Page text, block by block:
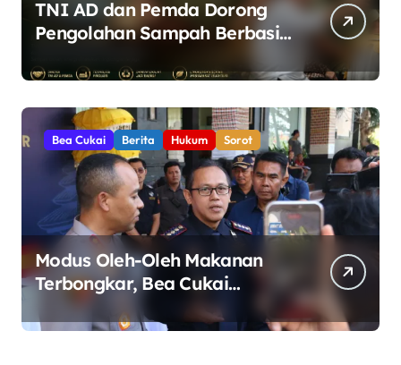
TNI AD dan Pemda Dorong
Pengolahan Sampah Berbasis
Bea Cukai Berita Hukum Sorot
Modus Oleh-Oleh Makanan
Terbongkar, Bea Cukai
Ngurah Rai Bali Gagalkan
Penyelundupan 10 Kilogram